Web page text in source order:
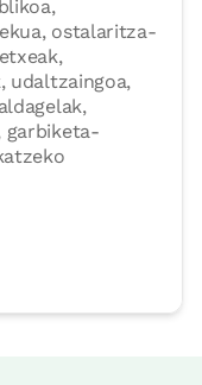
ostalaritza-
udaltzaingoa,
garbiketa-